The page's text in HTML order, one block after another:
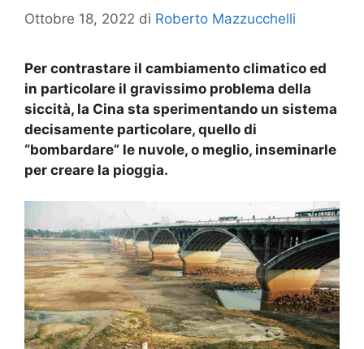
Ottobre 18, 2022 di Roberto Mazzucchelli
Per contrastare il cambiamento climatico ed
in particolare il gravissimo problema della
siccità, la Cina sta sperimentando un sistema
decisamente particolare, quello di
“bombardare” le nuvole, o meglio, inseminarle
per creare la pioggia.